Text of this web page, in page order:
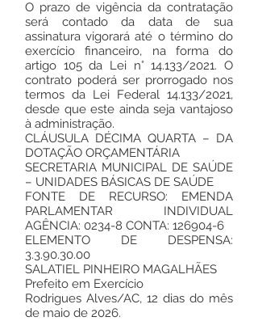
O prazo de vigência da contratação
será contado da data de sua
assinatura vigorará até o término do
exercício financeiro, na forma do
artigo 105 da Lei n° 14.133/2021. O
contrato poderá ser prorrogado nos
termos da Lei Federal 14.133/2021,
desde que este ainda seja vantajoso
à administração.
CLÁUSULA DÉCIMA QUARTA – DA
DOTAÇÃO ORÇAMENTÁRIA
SECRETARIA MUNICIPAL DE SAÚDE
– UNIDADES BÁSICAS DE SAÚDE
FONTE DE RECURSO: EMENDA
PARLAMENTAR INDIVIDUAL
AGÊNCIA: 0234-8 CONTA: 126904-6
ELEMENTO DE DESPENSA:
3.3.90.30.00
SALATIEL PINHEIRO MAGALHÃES
Prefeito em Exercício
Rodrigues Alves/AC, 12 dias do mês
de maio de 2026.